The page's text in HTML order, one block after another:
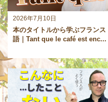
2026年7月10日
本のタイトルから学ぶフランス
語｜Tant que le café est enc...